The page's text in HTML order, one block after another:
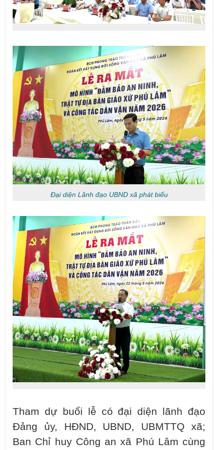
Đại diện Lãnh đạo UBND xã phát biểu
Tham dự buổi lễ có đại diện lãnh đạo
Đảng ủy, HĐND, UBND, UBMTTQ xã;
Ban Chỉ huy Công an xã Phú Lâm cùng